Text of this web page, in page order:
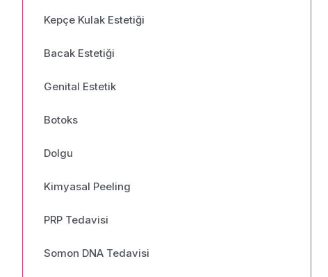
Kepçe Kulak Estetiği
Bacak Estetiği
Genital Estetik
Botoks
Dolgu
Kimyasal Peeling
PRP Tedavisi
Somon DNA Tedavisi